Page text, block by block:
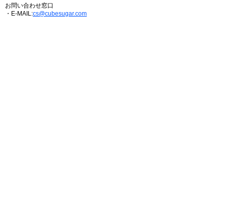
お問い合わせ窓口
・E-MAIL:cs@cubesugar.com